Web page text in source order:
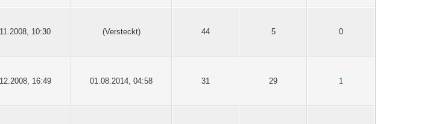
10:30 (Versteckt) 44 5 0
16:49 01.08.2014, 04:58 31 29 1